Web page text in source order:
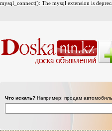
mysql_connect(): The mysql extension is
Что искать? Например: продам автомобиль